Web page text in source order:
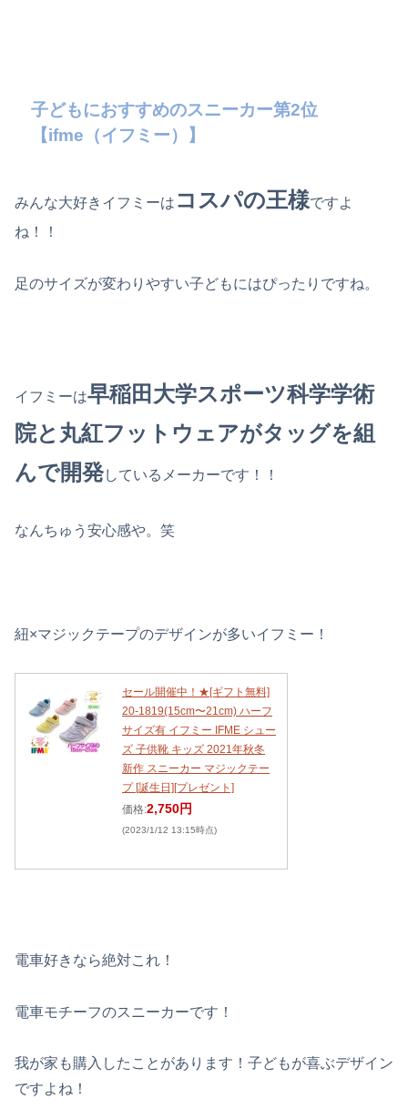
子どもにおすすめのスニーカー第2位
【ifme（イフミー）】
みんな大好きイフミーは コスパの王様ですよ
ね！！
足のサイズが変わりやすい子どもにはぴったりですね。
イフミーは早稲田大学スポーツ科学学術
院と丸紅フットウェアがタッグを組
んで開発しているメーカーです！！
なんちゅう安心感や。笑
紐×マジックテープのデザインが多いイフミー！
セール開催中！★[ギフト無料]
20-1819(15cm〜21cm) ハーフ
サイズ有 イフミー IFME シュー
ズ 子供靴 キッズ 2021年秋冬
新作 スニーカー マジックテー
プ [誕生日][プレゼント]
価格:2,750円
(2023/1/12 13:15時点)
電車好きなら絶対これ！
電車モチーフのスニーカーです！
我が家も購入したことがあります！子どもが喜ぶデザイン
ですよね！